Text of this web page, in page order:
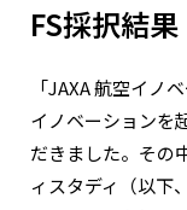
FS採択結果
「JAXA 航空イノ
イノベーションを
だきました。その
ィスタディ（以下